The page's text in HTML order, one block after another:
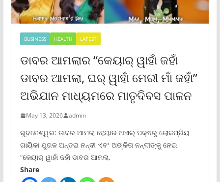
BUSINESS HEALTH LATEST
ଡାବର ଆମଲାର “କେୟାର୍ ୱାହାଁ ଜହାଁ
ଡାବର ଆମଲା, ଘର୍ ୱାହାଁ ମେରୀ ମାଁ ଜହାଁ”
ଅଭିଯାନ ମାଧ୍ୟମରେ ମାତୃଦିବସ ପାଳନ
May 13, 2026 admin
ଭୁବନେଶ୍ୱର: ଡାବର ଆମଲା ହେୟାର ଅଏଲ୍ ପକ୍ଷରୁ ଲୋକପ୍ରିୟ
ଗାୟିକା ଯୁଗଳ ଅନ୍ତରା ନନ୍ଦୀ ଏବଂ ଅଙ୍କିତା ନନ୍ଦୀଙ୍କୁ ନେଇ
“କେୟାର୍ ୱାହାଁ ଜହାଁ ଡାବର ଆମଲା,
Share